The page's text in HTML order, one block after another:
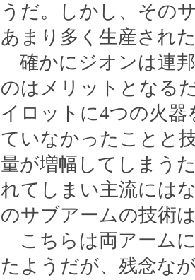
うだ。しかし、その
あまり多く生産され
確かにジオンは連
のはメリットとなる
イロットに4つの火
ていなかったことと
量が増幅してしまう
れてしまい主流には
のサブアームの技術
こちらは両アーム
たようだが、残念な